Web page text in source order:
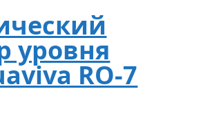
уровня
RO-7